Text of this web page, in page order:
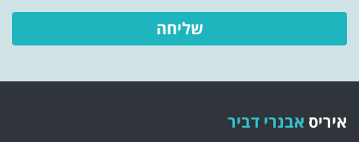
איריס אבנרי דביר